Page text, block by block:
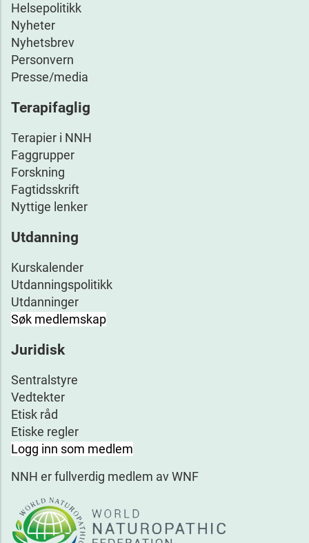
Helsepolitikk
Nyheter
Nyhetsbrev
Personvern
Presse/media
Terapifaglig
Terapier i NNH
Faggrupper
Forskning
Fagtidsskrift
Nyttige lenker
Utdanning
Kurskalender
Utdanningspolitikk
Utdanninger
Søk medlemskap
Juridisk
Sentralstyre
Vedtekter
Etisk råd
Etiske regler
Logg inn som medlem
NNH er fullverdig medlem av WNF